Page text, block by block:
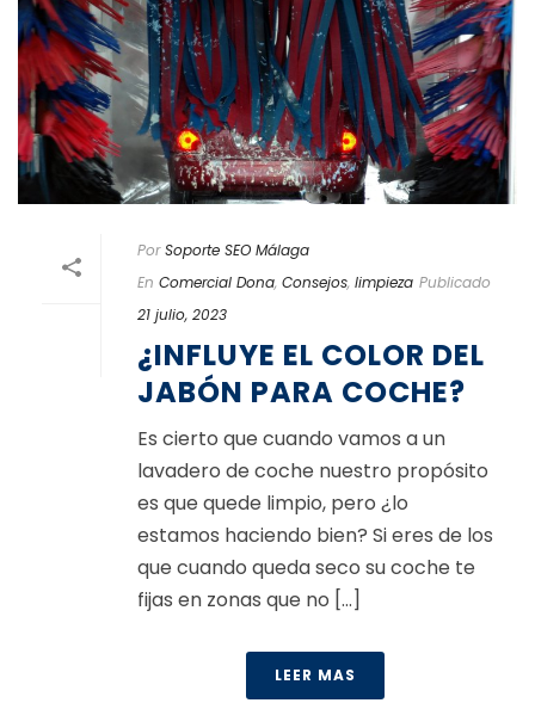
Por Soporte SEO Málaga
En Comercial Dona, Consejos, limpieza Publicado
21 julio, 2023
¿INFLUYE EL COLOR DEL
JABÓN PARA COCHE?
Es cierto que cuando vamos a un
lavadero de coche nuestro propósito
es que quede limpio, pero ¿lo
estamos haciendo bien? Si eres de los
que cuando queda seco su coche te
fijas en zonas que no [...]
LEER MAS